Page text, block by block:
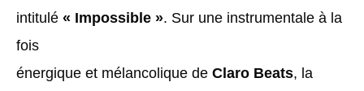
intitulé « Impossible ». Sur une instrumentale à la
fois
énergique et mélancolique de Claro Beats, la